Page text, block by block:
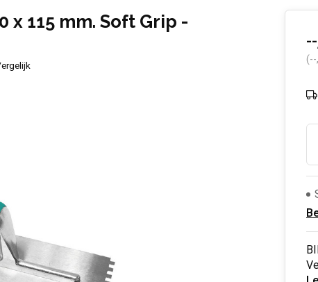
x 115 mm. Soft Grip -